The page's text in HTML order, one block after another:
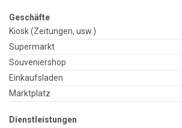
Geschäfte
Kiosk (Zeitungen, usw.)
Supermarkt
Souveniershop
Einkaufsladen
Marktplatz
Dienstleistungen